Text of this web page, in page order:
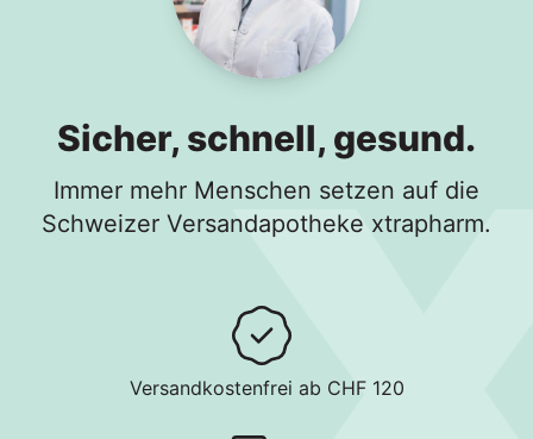
Sicher, schnell, gesund.
Immer mehr Menschen setzen auf die
Schweizer Versandapotheke xtrapharm.
Versandkostenfrei ab CHF 120